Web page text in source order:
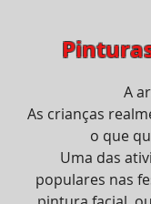
A
As crianças
o que
Uma das
populares nas